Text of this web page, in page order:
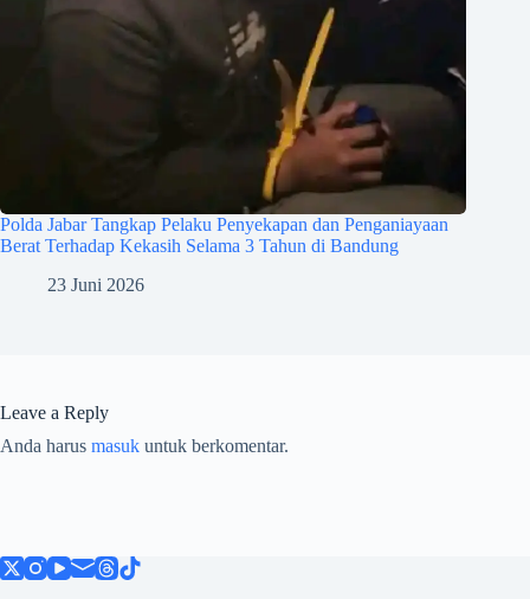
Polda Jabar Tangkap Pelaku Penyekapan dan Penganiayaan
Berat Terhadap Kekasih Selama 3 Tahun di Bandung
23 Juni 2026
Leave a Reply
Anda harus masuk untuk berkomentar.